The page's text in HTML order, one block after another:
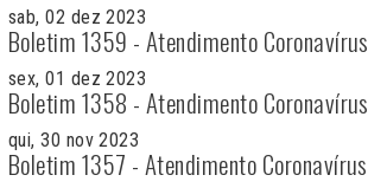
sab, 02 dez 2023
Boletim 1359 - Atendimento Coronavírus
sex, 01 dez 2023
Boletim 1358 - Atendimento Coronavírus
qui, 30 nov 2023
Boletim 1357 - Atendimento Coronavírus